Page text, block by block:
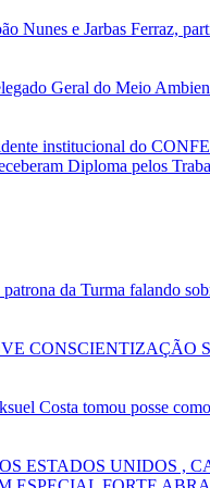
Nunes e Jarbas Ferraz,
Geral do Meio
institucional do
Diploma pelos
da Turma falando
CONSCIENTIZAÇÃO
Costa tomou posse
ESTADOS UNIDOS ,